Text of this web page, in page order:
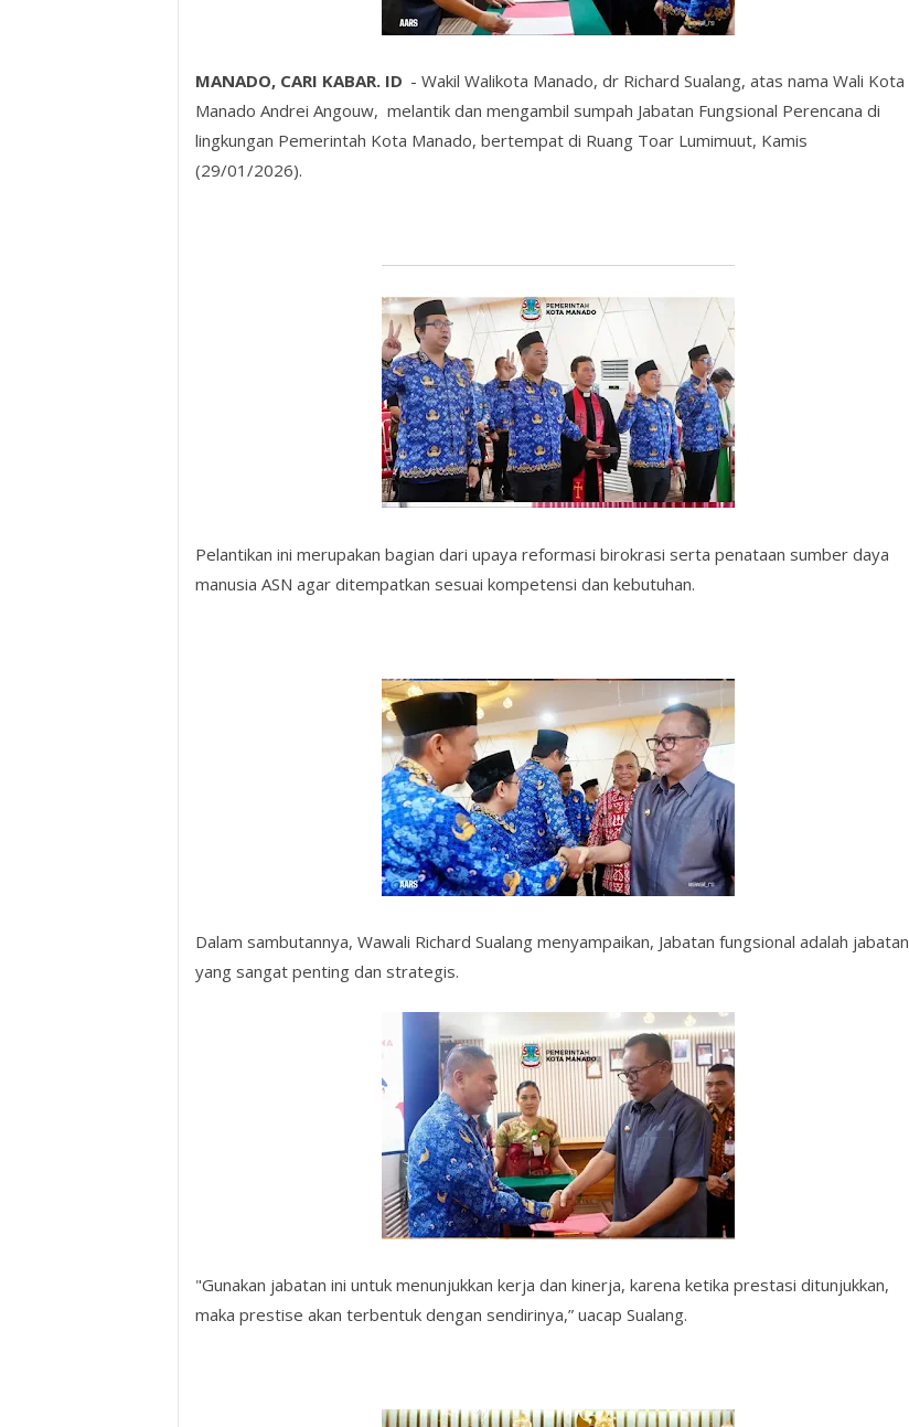
MANADO, CARI KABAR. ID - Wakil Walikota Manado, dr Richard Sualang, atas nama Wali Kota
Manado Andrei Angouw, melantik dan mengambil sumpah Jabatan Fungsional Perencana di
lingkungan Pemerintah Kota Manado, bertempat di Ruang Toar Lumimuut, Kamis
(29/01/2026).
Pelantikan ini merupakan bagian dari upaya reformasi birokrasi serta penataan sumber daya
manusia ASN agar ditempatkan sesuai kompetensi dan kebutuhan.
Dalam sambutannya, Wawali Richard Sualang menyampaikan, Jabatan fungsional adalah jabatan
yang sangat penting dan strategis.
"Gunakan jabatan ini untuk menunjukkan kerja dan kinerja, karena ketika prestasi ditunjukkan,
maka prestise akan terbentuk dengan sendirinya,” uacap Sualang.